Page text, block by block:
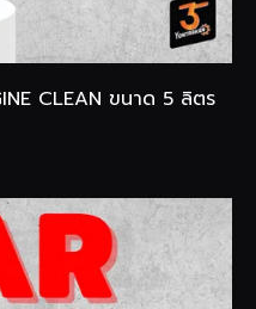
CLEAN ขนาด 5 ลิตร